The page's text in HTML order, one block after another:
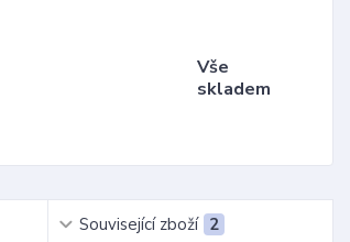
Vše
skladem
Související zboží 2